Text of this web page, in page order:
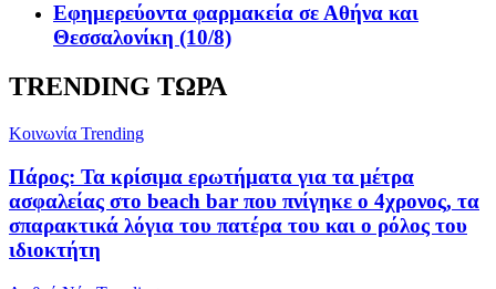
Εφημερεύοντα φαρμακεία σε Αθήνα και
Θεσσαλονίκη (10/8)
TRENDING ΤΩΡΑ
Κοινωνία Trending
Πάρος: Τα κρίσιμα ερωτήματα για τα μέτρα
ασφαλείας στο beach bar που πνίγηκε ο 4χρονος, τα
σπαρακτικά λόγια του πατέρα του και ο ρόλος του
ιδιοκτήτη